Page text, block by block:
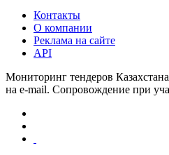
Контакты
О компании
Реклама на сайте
API
Мониторинг тендеров
на e-mail. Сопровождение при